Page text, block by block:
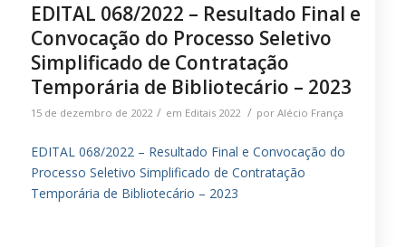
EDITAL 068/2022 – Resultado Final e
Convocação do Processo Seletivo
Simplificado de Contratação
Temporária de Bibliotecário – 2023
15 de dezembro de 2022 / em Editais 2022 / por Alécio França
EDITAL 068/2022 – Resultado Final e Convocação do
Processo Seletivo Simplificado de Contratação
Temporária de Bibliotecário – 2023